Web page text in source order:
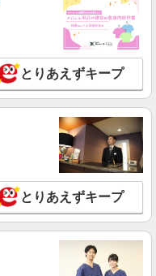
とりあえずキープ
とりあえずキープ